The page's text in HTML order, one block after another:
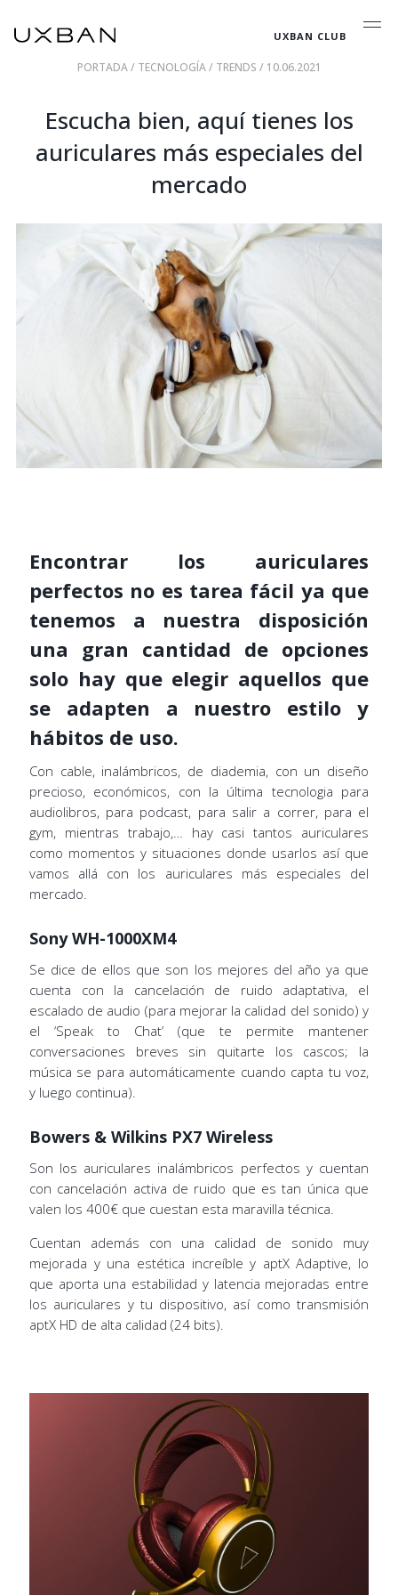
UXBAN CLUB
PORTADA/ TECNOLOGÍA/ TRENDS / 10.06.2021
Escucha bien, aquí tienes los
auriculares más especiales del
mercado
Encontrar los auriculares
perfectos no es tarea fácil ya que
tenemos a nuestra disposición
una gran cantidad de opciones
solo hay que elegir aquellos que
se adapten a nuestro estilo y
hábitos de uso.
Con cable, inalámbricos, de diademia, con un diseño
precioso, económicos, con la última tecnologia para
audiolibros, para podcast, para salir a correr, para el
gym, mientras trabajo,… hay casi tantos auriculares
como momentos y situaciones donde usarlos así que
vamos allá con los auriculares más especiales del
mercado.
Sony WH-1000XM4
Se dice de ellos que son los mejores del año ya que
cuenta con la cancelación de ruido adaptativa, el
escalado de audio (para mejorar la calidad del sonido) y
el ‘Speak to Chat’ (que te permite mantener
conversaciones breves sin quitarte los cascos; la
música se para automáticamente cuando capta tu voz,
y luego continua).
Bowers & Wilkins PX7 Wireless
Son los auriculares inalámbricos perfectos y cuentan
con cancelación activa de ruido que es tan única que
valen los 400€ que cuestan esta maravilla técnica.
Cuentan además con una calidad de sonido muy
mejorada y una estética increíble y aptX Adaptive, lo
que aporta una estabilidad y latencia mejoradas entre
los auriculares y tu dispositivo, así como transmisión
aptX HD de alta calidad (24 bits).